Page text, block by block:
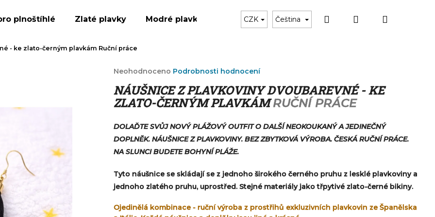
plnoštíhlé Zlaté plavky Modré plavky Černé plavky Dárkový poukaz Doplňky k
CZK Čeština HledatPřihlášeníNákupní
- ke zlato-černým plavkám Ruční práce
Průměrné
produktu
je
0,0
5
hvězdiček.
Neohodnoceno Podrobnosti hodnocení
NÁUŠNICE Z PLAVKOVINY DVOUBAREVNÉ - KE
ZLATO-ČERNÝM PLAVKÁMRUČNÍ PRÁCE
DOLAĎTE SVŮJ NOVÝ PLÁŽOVÝ OUTFIT O DALŠÍ NEOKOUKANÝ A JEDINEČNÝ
DOPLNĚK. NÁUŠNICE Z PLAVKOVINY. BEZ ZBYTKOVÁ VÝROBA. ČESKÁ RUČNÍ PRÁCE.
NA SLUNCI BUDETE BOHYNÍ PLÁŽE.
Tyto náušnice se skládají se z jednoho širokého černého pruhu z lesklé plavkoviny a
jednoho zlatého pruhu, uprostřed. Stejné materiály jako třpytivé zlato-černé bikiny.
Ojedinělá kombinace - ruční výroba z prostřihů exkluzivních plavkovin ze Španělska
Co potřebujete najít?
HLEDAT